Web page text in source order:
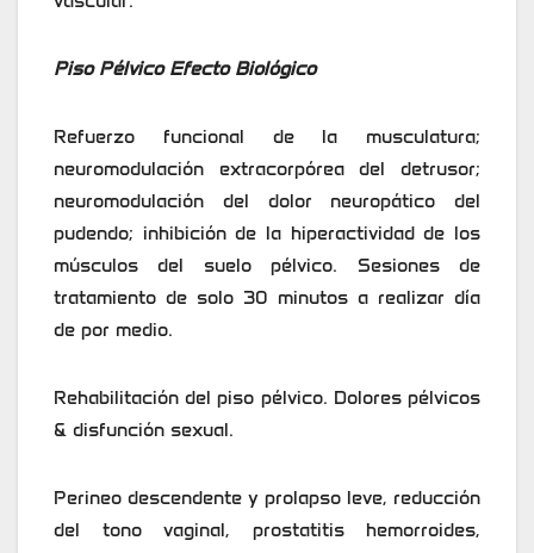
Piso Pélvico Efecto Biológico
Refuerzo funcional de la musculatura;
neuromodulación extracorpórea del detrusor;
neuromodulación del dolor neuropático del
pudendo; inhibición de la hiperactividad de los
músculos del suelo pélvico. Sesiones de
tratamiento de solo 30 minutos a realizar día
de por medio.
Rehabilitación del piso pélvico. Dolores pélvicos
& disfunción sexual.
Perineo descendente y prolapso leve, reducción
del tono vaginal, prostatitis hemorroides,